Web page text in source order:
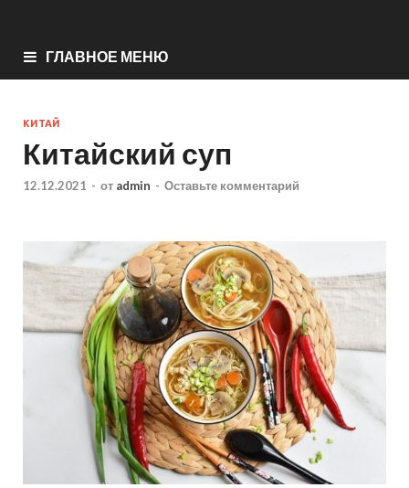
ГЛАВНОЕ МЕНЮ
КИТАЙ
Китайский суп
12.12.2021 - от admin - Оставьте комментарий